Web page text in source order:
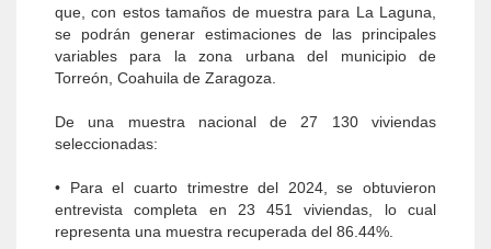
que, con estos tamaños de muestra para La Laguna,
se podrán generar estimaciones de las principales
variables para la zona urbana del municipio de
Torreón, Coahuila de Zaragoza.
De una muestra nacional de 27 130 viviendas
seleccionadas:
• Para el cuarto trimestre del 2024, se obtuvieron
entrevista completa en 23 451 viviendas, lo cual
representa una muestra recuperada del 86.44%.